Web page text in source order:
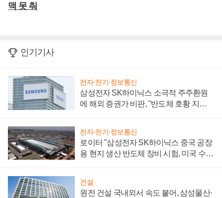
맥 못 춰
인기기사
전자·전기·정보통신
삼성전자 SK하이닉스 소극적 주주환원
에 해외 증권가 비판, "반도체 호황 지속
전자·전기·정보통신
로이터 "삼성전자 SK하이닉스 중국 공장
용 현지 생산 반도체 장비 시험, 미국 수출
건설
원전 건설 국내외서 속도 붙어, 삼성물산·